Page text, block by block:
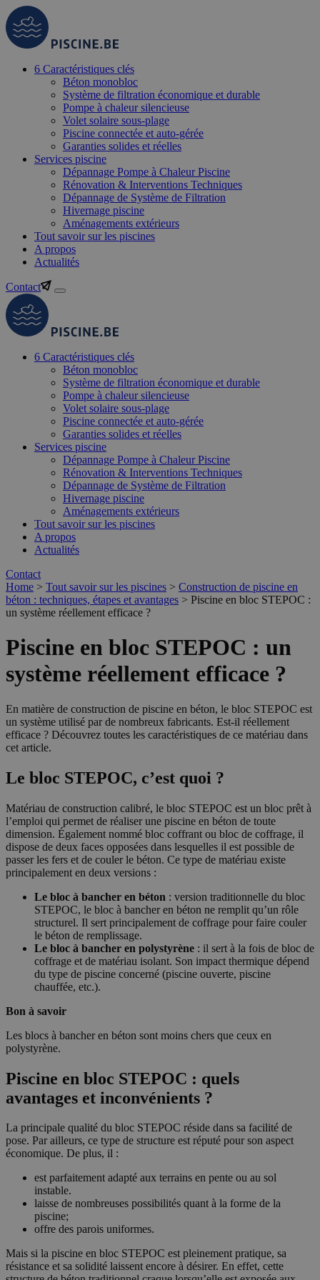
6 Caractéristiques clés
Béton monobloc
Système de filtration économique et durable
Pompe à chaleur silencieuse
Volet solaire sous-plage
Piscine connectée et auto-gérée
Garanties solides et réelles
Services piscine
Dépannage Pompe à Chaleur Piscine
Rénovation & Interventions Techniques
Dépannage de Système de Filtration
Hivernage piscine
Aménagements extérieurs
Tout savoir sur les piscines
A propos
Actualités
Contact
6 Caractéristiques clés
Béton monobloc
Système de filtration économique et durable
Pompe à chaleur silencieuse
Volet solaire sous-plage
Piscine connectée et auto-gérée
Garanties solides et réelles
Services piscine
Dépannage Pompe à Chaleur Piscine
Rénovation & Interventions Techniques
Dépannage de Système de Filtration
Hivernage piscine
Aménagements extérieurs
Tout savoir sur les piscines
A propos
Actualités
Contact
Home > Tout savoir sur les piscines > Construction de piscine en
béton : techniques, étapes et avantages > Piscine en bloc STEPOC :
un système réellement efficace ?
Piscine en bloc STEPOC : un
système réellement efficace ?
En matière de construction de piscine en béton, le bloc STEPOC est
un système utilisé par de nombreux fabricants. Est-il réellement
efficace ? Découvrez toutes les caractéristiques de ce matériau dans
cet article.
Le bloc STEPOC, c’est quoi ?
Matériau de construction calibré, le bloc STEPOC est un bloc prêt à
l’emploi qui permet de réaliser une piscine en béton de toute
dimension. Également nommé bloc coffrant ou bloc de coffrage, il
dispose de deux faces opposées dans lesquelles il est possible de
passer les fers et de couler le béton. Ce type de matériau existe
principalement en deux versions :
Le bloc à bancher en béton : version traditionnelle du bloc
STEPOC, le bloc à bancher en béton ne remplit qu’un rôle
structurel. Il sert principalement de coffrage pour faire couler
le béton de remplissage.
Le bloc à bancher en polystyrène : il sert à la fois de bloc de
coffrage et de matériau isolant. Son impact thermique dépend
du type de piscine concerné (piscine ouverte, piscine
chauffée, etc.).
Bon à savoir
Les blocs à bancher en béton sont moins chers que ceux en
polystyrène.
Piscine en bloc STEPOC : quels
avantages et inconvénients ?
La principale qualité du bloc STEPOC réside dans sa facilité de
pose. Par ailleurs, ce type de structure est réputé pour son aspect
économique. De plus, il :
est parfaitement adapté aux terrains en pente ou au sol
instable.
laisse de nombreuses possibilités quant à la forme de la
piscine;
offre des parois uniformes.
Mais si la piscine en bloc STEPOC est pleinement pratique, sa
résistance et sa solidité laissent encore à désirer. En effet, cette